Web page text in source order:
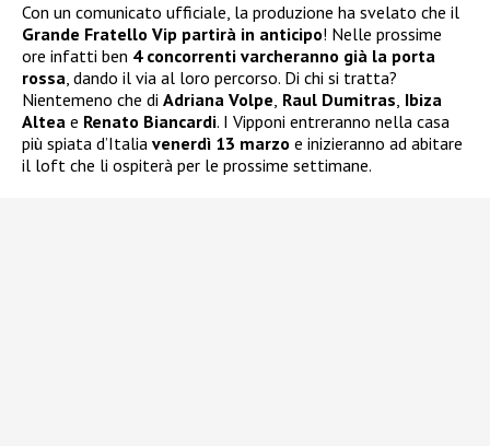
Con un comunicato ufficiale, la produzione ha svelato che il
Grande Fratello Vip partirà in anticipo! Nelle prossime
ore infatti ben 4 concorrenti varcheranno già la porta
rossa, dando il via al loro percorso. Di chi si tratta?
Nientemeno che di Adriana Volpe, Raul Dumitras, Ibiza
Altea e Renato Biancardi. I Vipponi entreranno nella casa
più spiata d’Italia venerdì 13 marzo e inizieranno ad abitare
il loft che li ospiterà per le prossime settimane.